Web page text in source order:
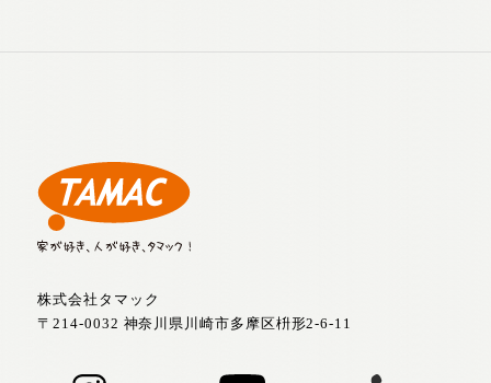
株式会社タマック
〒214-0032 神奈川県川崎市多摩区枡形2-6-11